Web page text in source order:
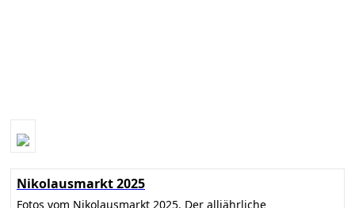
Nikolausmarkt 2025
Fotos vom Nikolausmarkt 2025. Der alljährliche